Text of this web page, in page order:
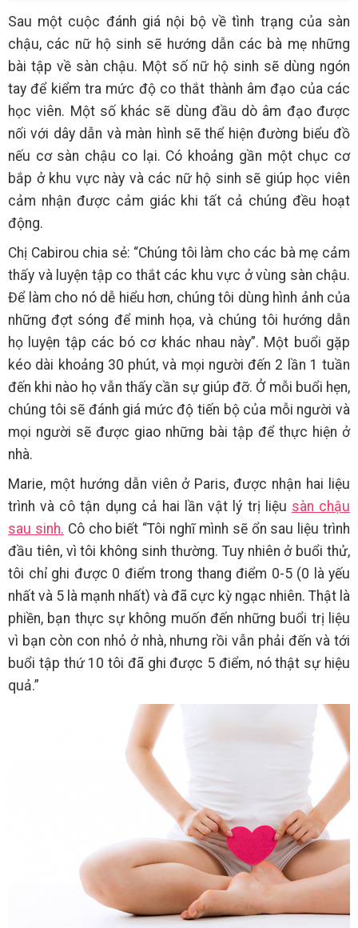
Sau một cuộc đánh giá nội bộ về tình trạng của sàn
chậu, các nữ hộ sinh sẽ hướng dẫn các bà mẹ những
bài tập về sàn chậu. Một số nữ hộ sinh sẽ dùng ngón
tay để kiểm tra mức độ co thắt thành âm đạo của các
học viên. Một số khác sẽ dùng đầu dò âm đạo được
nối với dây dẫn và màn hình sẽ thể hiện đường biểu đồ
nếu cơ sàn chậu co lại. Có khoảng gần một chục cơ
bắp ở khu vực này và các nữ hộ sinh sẽ giúp học viên
cảm nhận được cảm giác khi tất cả chúng đều hoạt
động.
Chị Cabirou chia sẻ: “Chúng tôi làm cho các bà mẹ cảm
thấy và luyện tập co thắt các khu vực ở vùng sàn chậu.
Để làm cho nó dễ hiểu hơn, chúng tôi dùng hình ảnh của
những đợt sóng để minh họa, và chúng tôi hướng dẫn
họ luyện tập các bó cơ khác nhau này”. Một buổi gặp
kéo dài khoảng 30 phút, và mọi người đến 2 lần 1 tuần
đến khi nào họ vẫn thấy cần sự giúp đỡ. Ở mỗi buổi hẹn,
chúng tôi sẽ đánh giá mức độ tiến bộ của mỗi người và
mọi người sẽ được giao những bài tập để thực hiện ở
nhà.
Marie, một hướng dẫn viên ở Paris, được nhận hai liệu
trình và cô tận dụng cả hai lần vật lý trị liệu sàn chậu
sau sinh. Cô cho biết “Tôi nghĩ mình sẽ ổn sau liệu trình
đầu tiên, vì tôi không sinh thường. Tuy nhiên ở buổi thử,
tôi chỉ ghi được 0 điểm trong thang điểm 0-5 (0 là yếu
nhất và 5 là mạnh nhất) và đã cực kỳ ngạc nhiên. Thật là
phiền, bạn thực sự không muốn đến những buổi trị liệu
vì bạn còn con nhỏ ở nhà, nhưng rồi vẫn phải đến và tới
buổi tập thứ 10 tôi đã ghi được 5 điểm, nó thật sự hiệu
quả.”